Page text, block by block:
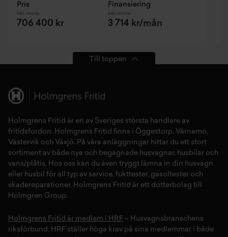
Pris
Inkl. moms
706 400 kr
Finansiering
Inkl. moms
3 714 kr/mån
Till toppen
Holmgrens Fritid är en av Sveriges största handlare av
fritidsfordon . Holmgrens Fritid finns i Öggestorp, Värnamo,
Västervik och Växjö. På våra anläggningar hittar du ett stort
sortiment av både nya och begagnade husvagnar, husbilar och
vans/plåtis. Hos oss kan du även tryggt lämna in din husvagn
eller husbil för all typ av service, fukttester, gasoltester och
skadereparationer. Holmgrens Fritid är ett dotterbolag till
Holmgren Group.
Holmgrens Fritid är medlem i HRF – Husvagnsbranschens
riksförbund, HRF ställer höga krav på sina medlemmar i både